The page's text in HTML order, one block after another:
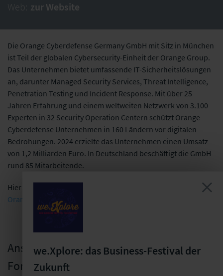
Web: zur Website
Die Orange Cyberdefense Germany GmbH mit Sitz in München
ist Teil der globalen Cybersecurity-Einheit der Orange Group.
Das Unternehmen bietet umfassende IT-Sicherheitslösungen
an, darunter Managed Security Services, Threat Intelligence,
Penetration Testing und Incident Response. Mit über 25
Jahren Erfahrung und einem weltweiten Netzwerk von 3.100
Experten in 32 Security Operation Centern schützt Orange
Cyberdefense Unternehmen in 160 Ländern vor digitalen
Bedrohungen. 2024 erzielte das Unternehmen einen Umsatz
von 1,2 Milliarden Euro. In Deutschland beschäftigt die GmbH
rund 85 Mitarbeitende.
Hier finden Sie noch weitere wertvolle Informationen =>
Orange Cyberdefense - wer wir sind, was wir tun
Ansprechpartner für die
Forenpartnerschaft
we.Xplore: das Business-Festival der
Zukunft